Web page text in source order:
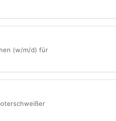
(w/m/d) für